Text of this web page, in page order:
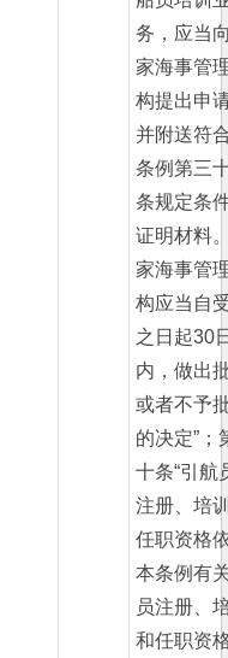
务，应当
家海事管
构提出申
并附送符
条例第三
条规定条
证明材料
家海事管
构应当自
之日起30
内，做出
或者不予
的决定”；
十条“引航
注册、培
任职资格
本条例有
员注册、
和任职资